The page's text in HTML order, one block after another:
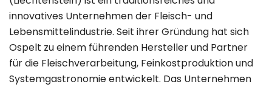
innovatives Unternehmen der Fleisch- und
Lebensmittelindustrie. Seit ihrer Gründung hat sich
Ospelt zu einem führenden Hersteller und Partner
für die Fleischverarbeitung, Feinkostproduktion und
Systemgastronomie entwickelt. Das Unternehmen